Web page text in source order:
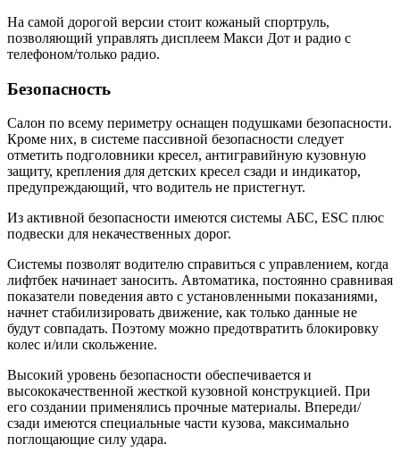
На самой дорогой версии стоит кожаный спортруль,
позволяющий управлять дисплеем Макси Дот и радио с
телефоном/только радио.
Безопасность
Салон по всему периметру оснащен подушками безопасности.
Кроме них, в системе пассивной безопасности следует
отметить подголовники кресел, антигравийную кузовную
защиту, крепления для детских кресел сзади и индикатор,
предупреждающий, что водитель не пристегнут.
Из активной безопасности имеются системы АБС, ESC плюс
подвески для некачественных дорог.
Системы позволят водителю справиться с управлением, когда
лифтбек начинает заносить. Автоматика, постоянно сравнивая
показатели поведения авто с установленными показаниями,
начнет стабилизировать движение, как только данные не
будут совпадать. Поэтому можно предотвратить блокировку
колес и/или скольжение.
Высокий уровень безопасности обеспечивается и
высококачественной жесткой кузовной конструкцией. При
его создании применялись прочные материалы. Впереди/
сзади имеются специальные части кузова, максимально
поглощающие силу удара.